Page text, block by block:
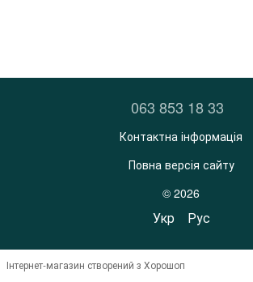
063 853 18 33
Контактна інформація
Повна версія сайту
© 2026
Укр Рус
Інтернет-магазин створений з Хорошоп